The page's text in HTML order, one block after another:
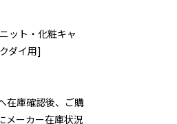
ット・化粧キャ
ダイ用]
在庫確認後、ご購
メーカー在庫状況